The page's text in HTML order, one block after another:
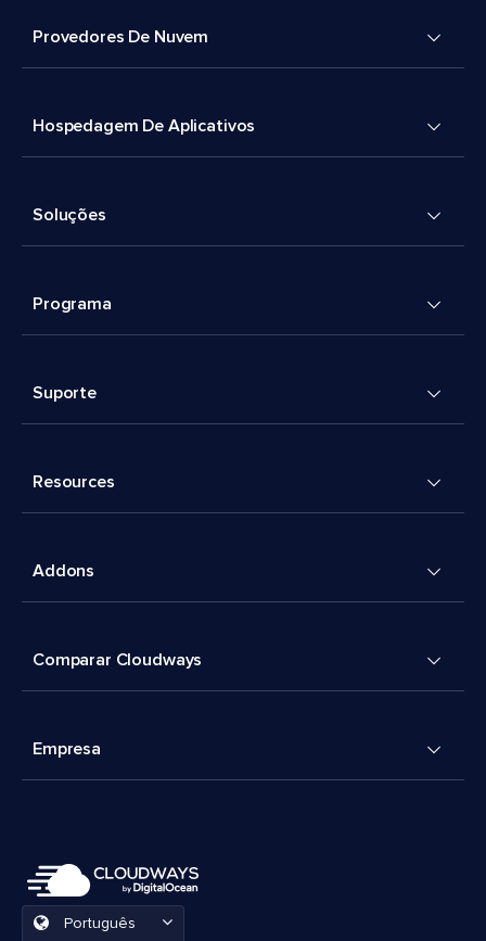
Provedores De Nuvem
Hospedagem De Aplicativos
Soluções
Programa
Suporte
Resources
Addons
Comparar Cloudways
Empresa
Português